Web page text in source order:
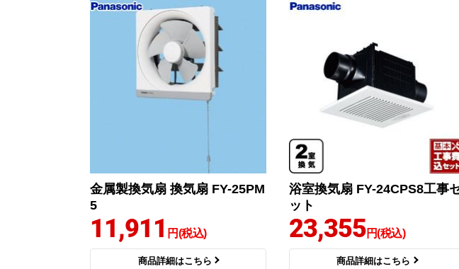
金属製換気扇 換気扇 FY-25PM
5
11,911 円(税込)
商品詳細はこちら
浴室換気扇 FY-24CPS8工事
ット
23,355円(税込)
商品詳細はこちら